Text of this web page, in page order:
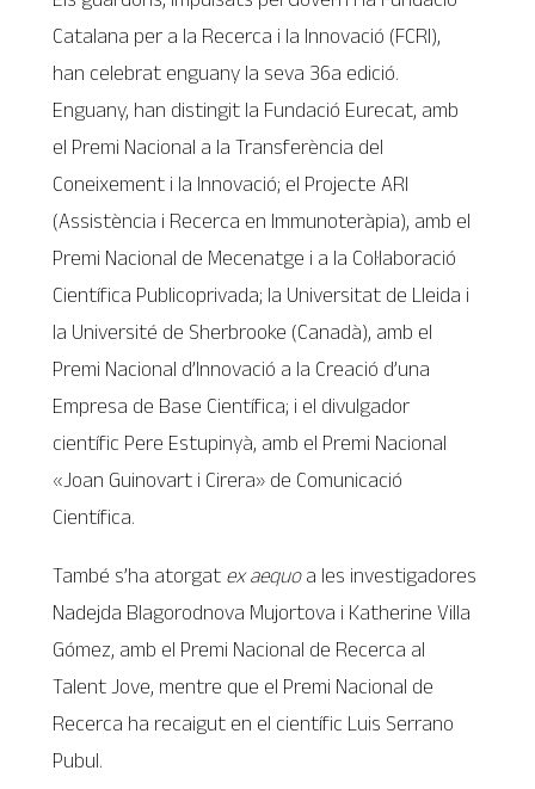
Catalana per a la Recerca i la Innovació (FCRI),
han celebrat enguany la seva 36a edició.
Enguany, han distingit la Fundació Eurecat, amb
el Premi Nacional a la Transferència del
Coneixement i la Innovació; el Projecte ARI
(Assistència i Recerca en Immunoteràpia), amb el
Premi Nacional de Mecenatge i a la Col·laboració
Científica Publicoprivada; la Universitat de Lleida i
la Université de Sherbrooke (Canadà), amb el
Premi Nacional d’Innovació a la Creació d’una
Empresa de Base Científica; i el divulgador
científic Pere Estupinyà, amb el Premi Nacional
«Joan Guinovart i Cirera» de Comunicació
Científica.
També s’ha atorgat ex aequoa les investigadores
Nadejda Blagorodnova Mujortova i Katherine Villa
Gómez, amb el Premi Nacional de Recerca al
Talent Jove, mentre que el Premi Nacional de
Recerca ha recaigut en el científic Luis Serrano
Pubul.